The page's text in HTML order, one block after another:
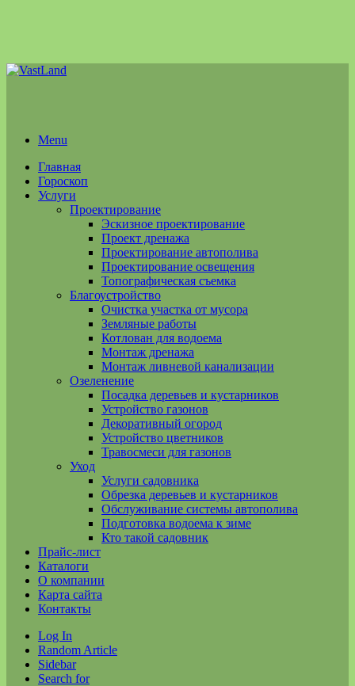
Menu
Главная
Гороскоп
Услуги
Проектирование
Эскизное проектирование
Проект дренажа
Проектирование автополива
Проектирование освещения
Топографическая съемка
Благоустройство
Очистка участка от мусора
Земляные работы
Котлован для водоема
Монтаж дренажа
Монтаж ливневой канализации
Озеленение
Посадка деревьев и кустарников
Устройство газонов
Декоративный огород
Устройство цветников
Травосмеси для газонов
Уход
Услуги садовника
Обрезка деревьев и кустарников
Обслуживание системы автополива
Подготовка водоема к зиме
Кто такой садовник
Прайс-лист
Каталоги
О компании
Карта сайта
Контакты
Log In
Random Article
Sidebar
Search for